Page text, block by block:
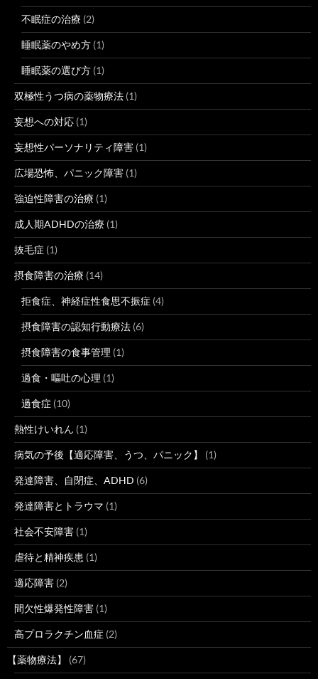
不眠症の治療 (2)
睡眠薬のやめ方 (1)
睡眠薬の選び方 (1)
双極性うつ病の薬物療法 (1)
妄想への対応 (1)
妄想性パーソナリティ障害 (1)
広場恐怖、パニック障害 (1)
強迫性障害の治療 (1)
成人期ADHDの治療 (1)
抜毛症 (1)
摂食障害の治療 (14)
拒食症、神経症性食思不振症 (4)
摂食障害の認知行動療法 (6)
摂食障害の食事管理 (1)
過食・嘔吐の心理 (1)
過食症 (10)
熱性けいれん (1)
病気の予後【適応障害、うつ、パニック】 (1)
発達障害、自閉症、ADHD (6)
発達障害とトラウマ (1)
社会不安障害 (1)
虐待と精神疾患 (1)
適応障害 (2)
間欠性爆発性障害 (1)
高プロラクチン血症 (2)
【薬物療法】 (67)